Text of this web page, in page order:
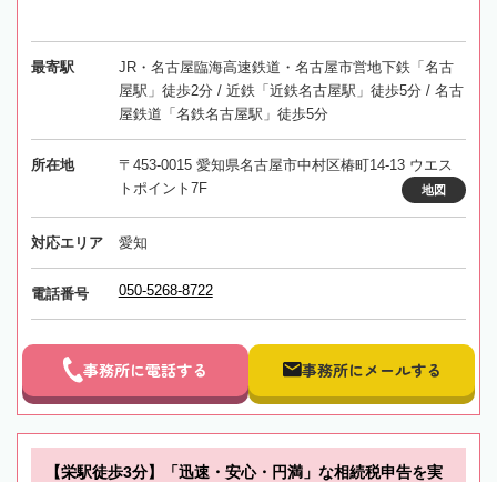
最寄駅
JR・名古屋臨海高速鉄道・名古屋市営地下鉄「名古
屋駅」徒歩2分 / 近鉄「近鉄名古屋駅」徒歩5分 / 名古
屋鉄道「名鉄名古屋駅」徒歩5分
所在地
〒453-0015 愛知県名古屋市中村区椿町14-13 ウエス
トポイント7F
地図
対応エリア 愛知
電話番号 050-5268-8722
事務所に電話する 事務所にメールする
【栄駅徒歩3分】「迅速・安心・円満」な相続税申告を実